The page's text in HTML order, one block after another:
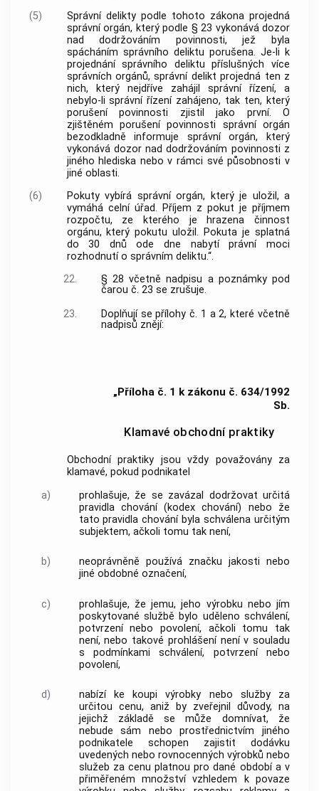
(5)
Správní delikty podle tohoto zákona projedná
správní orgán, který podle § 23 vykonává dozor
nad dodržováním povinnosti, jež byla
spácháním správního deliktu porušena. Je-li k
projednání správního deliktu příslušných více
správních orgánů, správní delikt projedná ten z
nich, který nejdříve zahájil správní řízení, a
nebylo-li správní řízení zahájeno, tak ten, který
porušení povinnosti zjistil jako první. O
zjištěném porušení povinnosti správní orgán
bezodkladně informuje správní orgán, který
vykonává dozor nad dodržováním povinnosti z
jiného hlediska nebo v rámci své působnosti v
jiné oblasti.
(6)
Pokuty vybírá správní orgán, který je uložil, a
vymáhá celní úřad. Příjem z pokut je příjmem
rozpočtu, ze kterého je hrazena činnost
orgánu, který pokutu uložil. Pokuta je splatná
do 30 dnů ode dne nabytí právní moci
rozhodnutí o správním deliktu.“.
22.
§ 28 včetně nadpisu a poznámky pod
čarou č. 23 se zrušuje.
23.
Doplňují se přílohy č. 1 a 2, které včetně
nadpisů znějí:
„Příloha č. 1 k zákonu č. 634/1992
Sb.
Klamavé obchodní praktiky
Obchodní praktiky jsou vždy považovány za
klamavé, pokud podnikatel
a)
prohlašuje, že se zavázal dodržovat určitá
pravidla chování (kodex chování) nebo že
tato pravidla chování byla schválena určitým
subjektem, ačkoli tomu tak není,
b)
neoprávněně používá značku jakosti nebo
jiné obdobné označení,
c)
prohlašuje, že jemu, jeho výrobku nebo jím
poskytované službě bylo uděleno schválení,
potvrzení nebo povolení, ačkoli tomu tak
není, nebo takové prohlášení není v souladu
s podmínkami schválení, potvrzení nebo
povolení,
d)
nabízí ke koupi výrobky nebo služby za
určitou cenu, aniž by zveřejnil důvody, na
jejichž základě se může domnívat, že
nebude sám nebo prostřednictvím jiného
podnikatele schopen zajistit dodávku
uvedených nebo rovnocenných výrobků nebo
služeb za cenu platnou pro dané období a v
přiměřeném množství vzhledem k povaze